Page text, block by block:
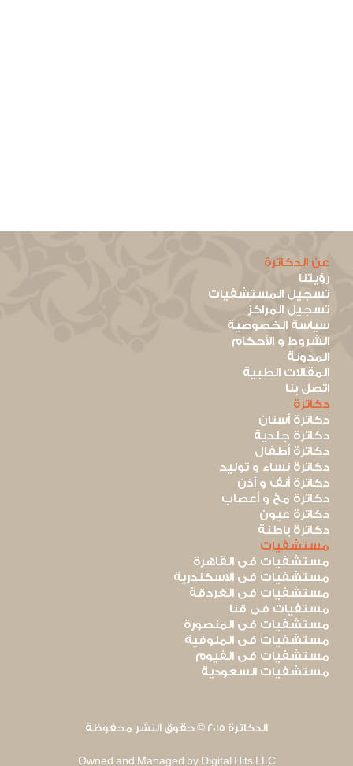
عن الدكاترة
رؤيتنا
تسجيل المستشفيات
تسجيل المراكز
سياسة الخصوصية
الشروط و الأحكام
المدونة
المقالات الطبية
اتصل بنا
دكاترة
دكاترة أسنان
دكاترة جلدية
دكاترة أطفال
دكاترة نساء و توليد
دكاترة أنف و أذن
دكاترة مخ و أعصاب
دكاترة عيون
دكاترة باطنة
مستشفيات
مستشفيات فى القاهرة
مستشفيات فى الاسكندرية
مستشفيات فى الغردقة
مستفيات فى قنا
مستشفيات فى المنصورة
مستشفيات فى المنوفية
مستشفيات فى الفيوم
مستشفيات السعودية
الدكاترة 2015 © حقوق النشر محفوظة
Owned and Managed by Digital Hits LLC